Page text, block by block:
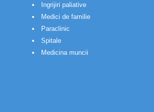
Ingrijiri paliative
Medici de familie
Paraclinic
Spitale
Medicina muncii